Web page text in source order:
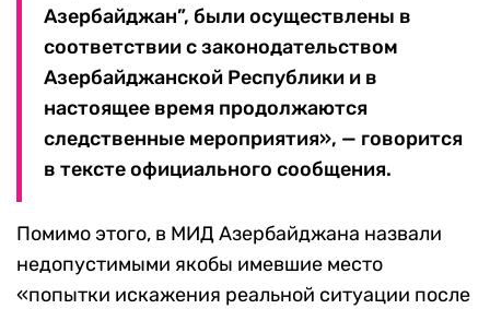
Азербайджан”, были осуществлены в
соответствии с законодательством
Азербайджанской Республики и в
настоящее время продолжаются
следственные мероприятия», — говорится
в тексте официального сообщения.
Помимо этого, в МИД Азербайджана назвали
недопустимыми якобы имевшие место
«попытки искажения реальной ситуации после